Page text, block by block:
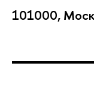
101000,